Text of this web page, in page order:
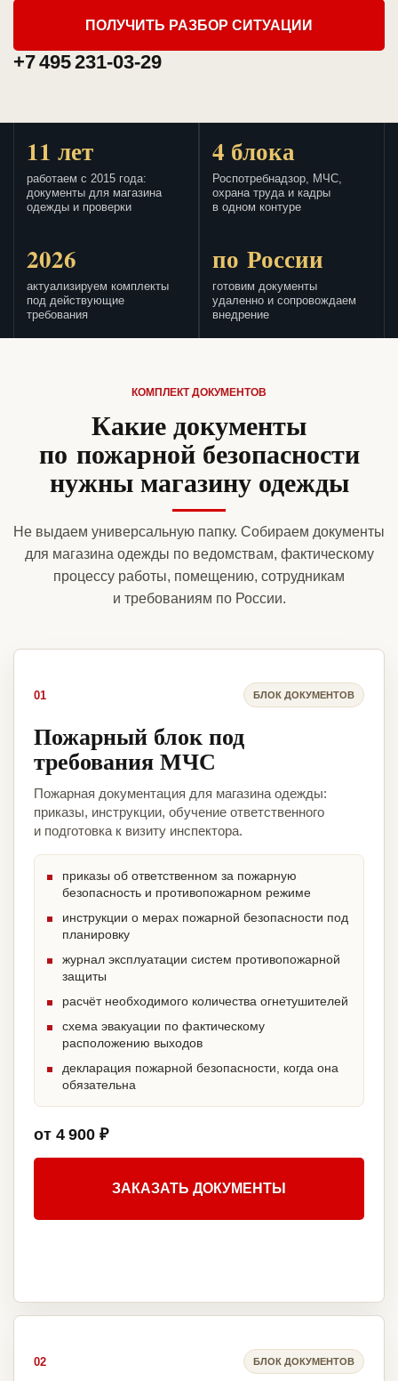
ПОЛУЧИТЬ РАЗБОР СИТУАЦИИ
+7 495 231-03-29
11 лет
работаем с 2015 года:
документы для магазина
одежды и проверки
4 блока
Роспотребнадзор, МЧС,
охрана труда и кадры
в одном контуре
2026
актуализируем комплекты
под действующие
требования
по России
готовим документы
удаленно и сопровождаем
внедрение
КОМПЛЕКТ ДОКУМЕНТОВ
Какие документы
по пожарной безопасности
нужны магазину одежды
Не выдаем универсальную папку. Собираем документы
для магазина одежды по ведомствам, фактическому
процессу работы, помещению, сотрудникам
и требованиям по России.
01 БЛОК ДОКУМЕНТОВ
Пожарный блок под
требования МЧС
Пожарная документация для магазина одежды:
приказы, инструкции, обучение ответственного
и подготовка к визиту инспектора.
приказы об ответственном за пожарную
безопасность и противопожарном режиме
инструкции о мерах пожарной безопасности под
планировку
журнал эксплуатации систем противопожарной
защиты
расчёт необходимого количества огнетушителей
схема эвакуации по фактическому
расположению выходов
декларация пожарной безопасности, когда она
обязательна
от 4 900 ₽
ЗАКАЗАТЬ ДОКУМЕНТЫ
02 БЛОК ДОКУМЕНТОВ